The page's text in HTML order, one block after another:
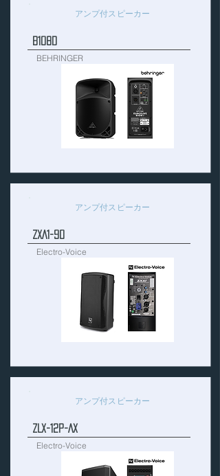
アンプ付スピーカー
B108D
BEHRINGER
アンプ付スピーカー
ZXA1-90
Electro-Voice
アンプ付スピーカー
ZLX-12P-AX
Electro-Voice